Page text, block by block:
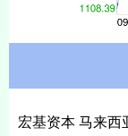
宏基资本 马来西